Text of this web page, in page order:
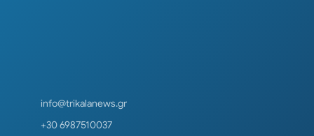
info@trikalanews.gr
+30 6987510037